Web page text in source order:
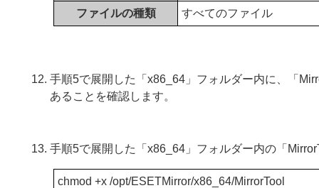
ファイルの種類 すべてのファイル
手順5で展開した「x86_64」フォルダー内に、「
あることを確認します。
手順5で展開した「x86_64」フォルダー内の「
chmod +x /opt/ESETMirror/x86_64/MirrorTool